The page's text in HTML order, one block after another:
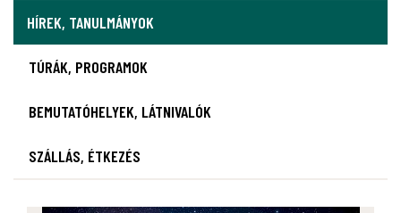
HÍREK, TANULMÁNYOK
TÚRÁK, PROGRAMOK
BEMUTATÓHELYEK, LÁTNIVALÓK
SZÁLLÁS, ÉTKEZÉS